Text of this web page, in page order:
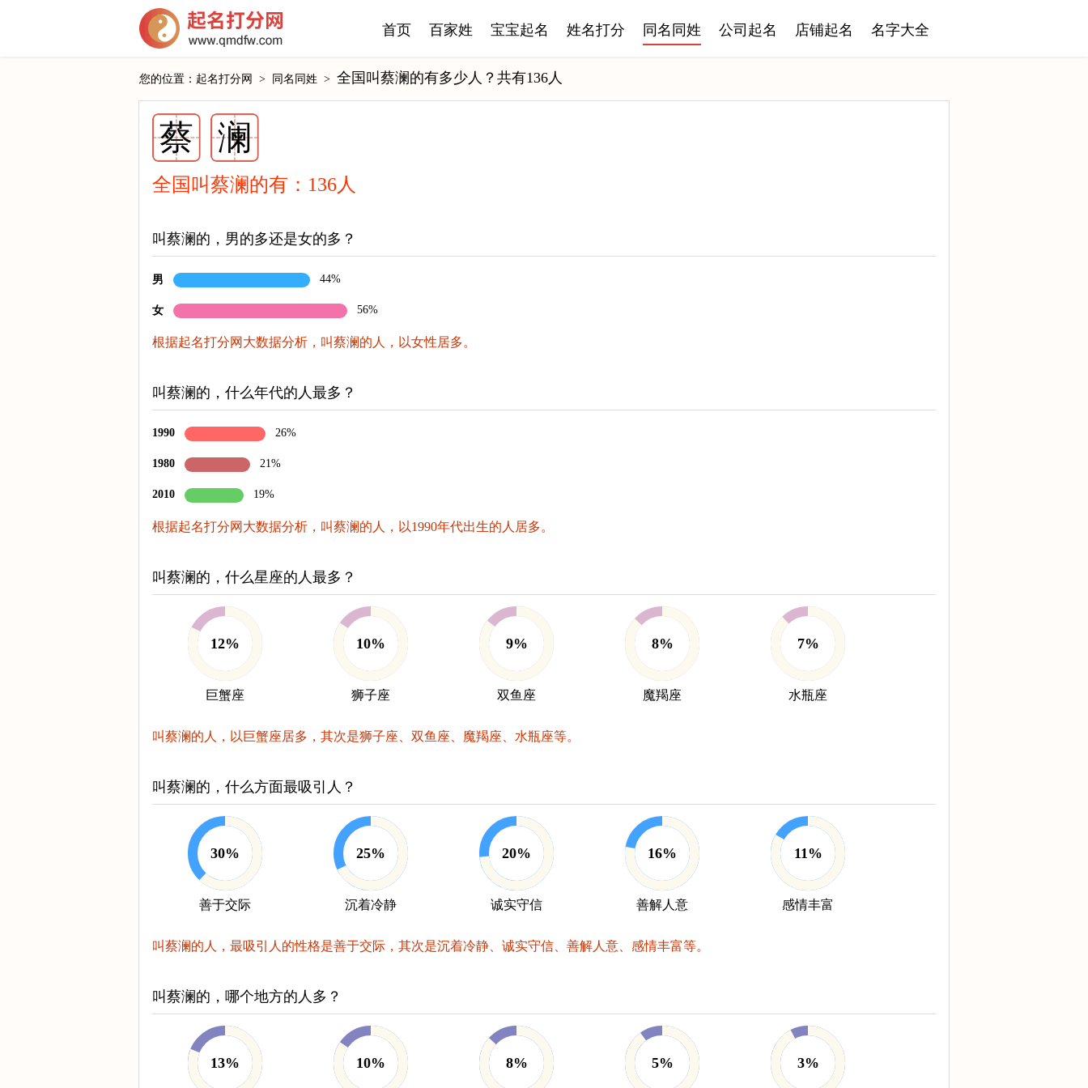
首页 百家姓 宝宝起名 姓名打分 同名同姓 公司起名 店铺起名 名字大全
您的位置： 起名打分网 > 同名同姓 > 全国叫蔡澜的有多少人？共有136人
蔡 澜
全国叫蔡澜的有： 136人
叫蔡澜的，男的多还是女的多？
男 44%
女 56%
根据起名打分网大数据分析，叫蔡澜的人，以女性居多。
叫蔡澜的，什么年代的人最多？
1990 26%
1980 21%
2010 19%
根据起名打分网大数据分析，叫蔡澜的人，以1990年代出生的人居多。
叫蔡澜的，什么星座的人最多？
12%
巨蟹座
10%
狮子座
9%
双鱼座
8%
魔羯座
7%
水瓶座
叫蔡澜的人，以巨蟹座居多，其次是狮子座、双鱼座、魔羯座、水瓶座等。
叫蔡澜的，什么方面最吸引人？
30%
善于交际
25%
沉着冷静
20%
诚实守信
16%
善解人意
11%
感情丰富
叫蔡澜的人，最吸引人的性格是善于交际，其次是沉着冷静、诚实守信、善解人意、感情丰富等。
叫蔡澜的，哪个地方的人多？
13% 10% 8% 5% 3%